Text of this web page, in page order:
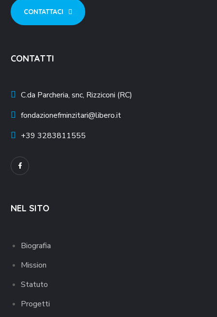
CONTATTACI
CONTATTI
C.da Parcheria, snc, Rizziconi (RC)
fondazionefminzitari@libero.it
+393283811555
NEL SITO
Biografia
Mission
Statuto
Progetti